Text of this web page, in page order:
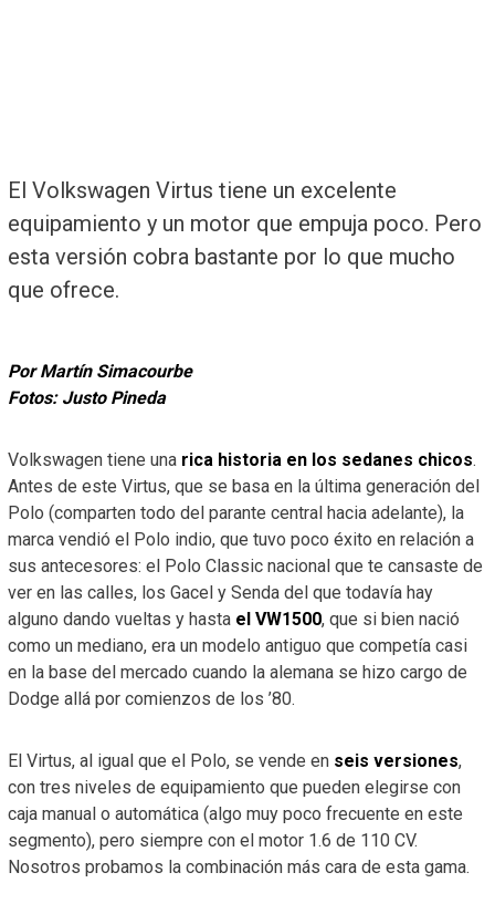
El Volkswagen Virtus tiene un excelente
equipamiento y un motor que empuja poco. Pero
esta versión cobra bastante por lo que mucho
que ofrece.
Por Martín Simacourbe
Fotos: Justo Pineda
Volkswagen tiene una rica historia en los sedanes chicos.
Antes de este Virtus, que se basa en la última generación del
Polo (comparten todo del parante central hacia adelante), la
marca vendió el Polo indio, que tuvo poco éxito en relación a
sus antecesores: el Polo Classic nacional que te cansaste de
ver en las calles, los Gacel y Senda del que todavía hay
alguno dando vueltas y hasta el VW1500, que si bien nació
como un mediano, era un modelo antiguo que competía casi
en la base del mercado cuando la alemana se hizo cargo de
Dodge allá por comienzos de los ’80.
El Virtus, al igual que el Polo, se vende en seis versiones,
con tres niveles de equipamiento que pueden elegirse con
caja manual o automática (algo muy poco frecuente en este
segmento), pero siempre con el motor 1.6 de 110 CV.
Nosotros probamos la combinación más cara de esta gama.